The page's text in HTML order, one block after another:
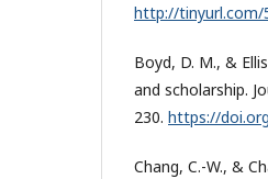
http://tinyurl.com/
Boyd, D. M., &
and scholarship.
230. https://
Chang, C.-W., &